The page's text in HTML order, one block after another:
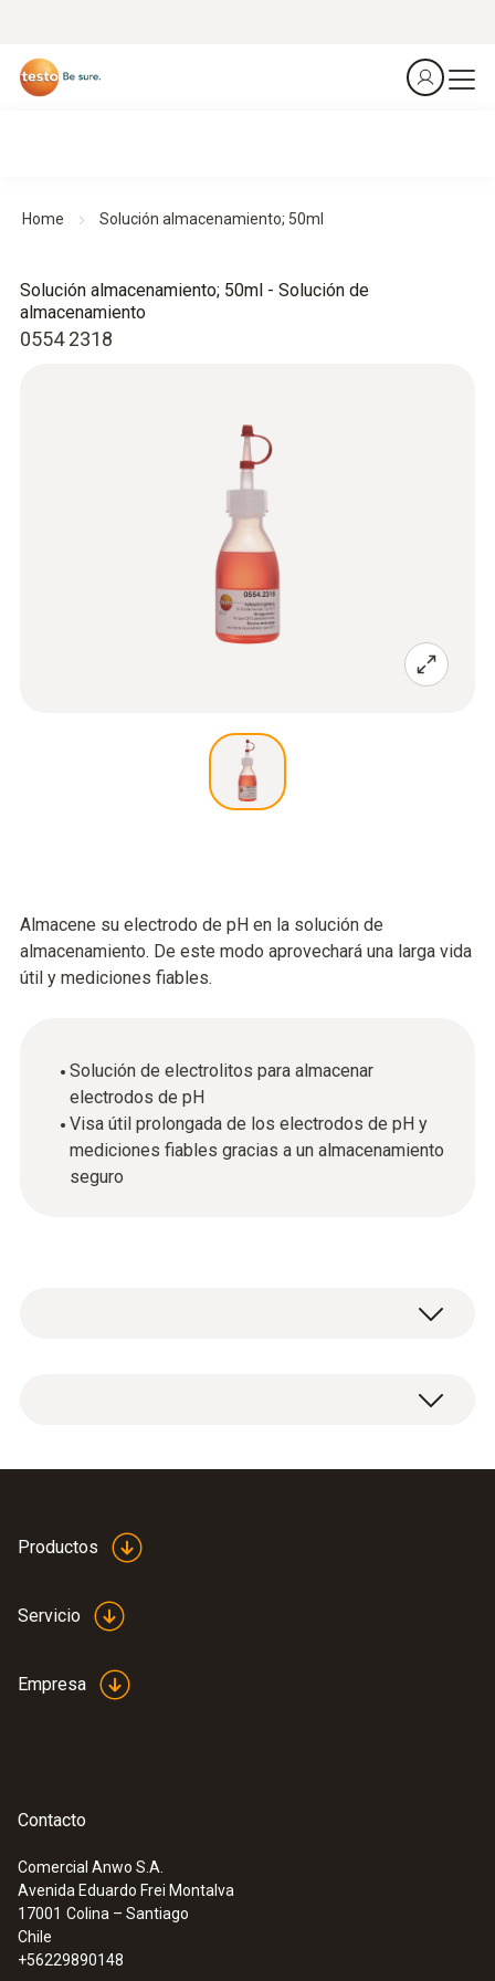
Home Solución almacenamiento; 50ml
0554 2318
Solución almacenamiento; 50ml - Solución de
almacenamiento
Almacene su electrodo de pH en la solución de
almacenamiento. De este modo aprovechará una larga vida
útil y mediciones fiables.
Solución de electrolitos para almacenar
electrodos de pH
Visa útil prolongada de los electrodos de pH y
mediciones fiables gracias a un almacenamiento
seguro
1 Solución almacenamiento para electrodos
:0563 2063
testo 206-pH3 - Instrumento de
medición de pH (uso flexible)
Productos
Servicio
Empresa
Contacto
Comercial Anwo S.A.
Avenida Eduardo Frei Montalva
17001 Colina – Santiago
Chile
+56229890148